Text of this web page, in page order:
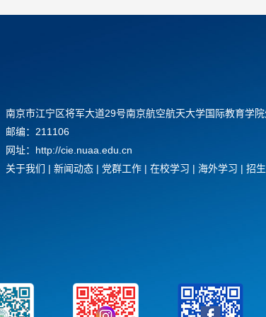
南京市江宁区将军大道29号南京航空航天大学国际教育学
邮编：211106
网址：http://cie.nuaa.edu.cn
关于我们 |新闻动态 | 党群工作 |在校学习 |海外学习 |招生